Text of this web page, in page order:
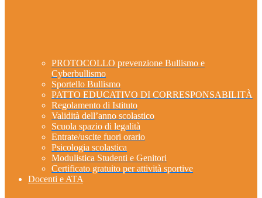
PROTOCOLLO prevenzione Bullismo e
Cyberbullismo
Sportello Bullismo
PATTO EDUCATIVO DI CORRESPONSABILITÀ
Regolamento di Istituto
Validità dell’anno scolastico
Scuola spazio di legalità
Entrate/uscite fuori orario
Psicologia scolastica
Modulistica Studenti e Genitori
Certificato gratuito per attività sportive
Docenti e ATA